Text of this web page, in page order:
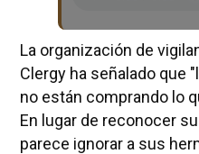
La organización de
Clergy ha señalado que
no están comprando lo
En lugar de reconocer
parece ignorar a sus